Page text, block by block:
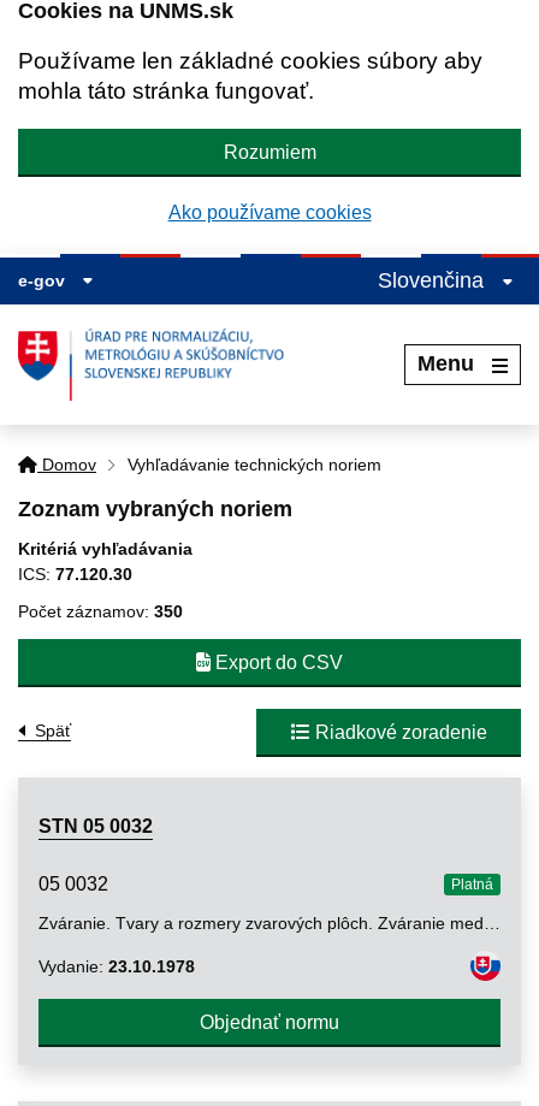
Cookies na UNMS.sk
Používame len základné cookies súbory aby
mohla táto stránka fungovať.
Rozumiem
Ako používame cookies
e-gov Slovenčina
Menu
Domov Vyhľadávanie technických noriem
Zoznam vybraných noriem
Kritériá vyhľadávania
ICS: 77.120.30
Počet záznamov: 350
Export do CSV
Späť Riadkové zoradenie
STN 05 0032
05 0032 Platná
Vydanie: 23.10.1978
Objednať normu